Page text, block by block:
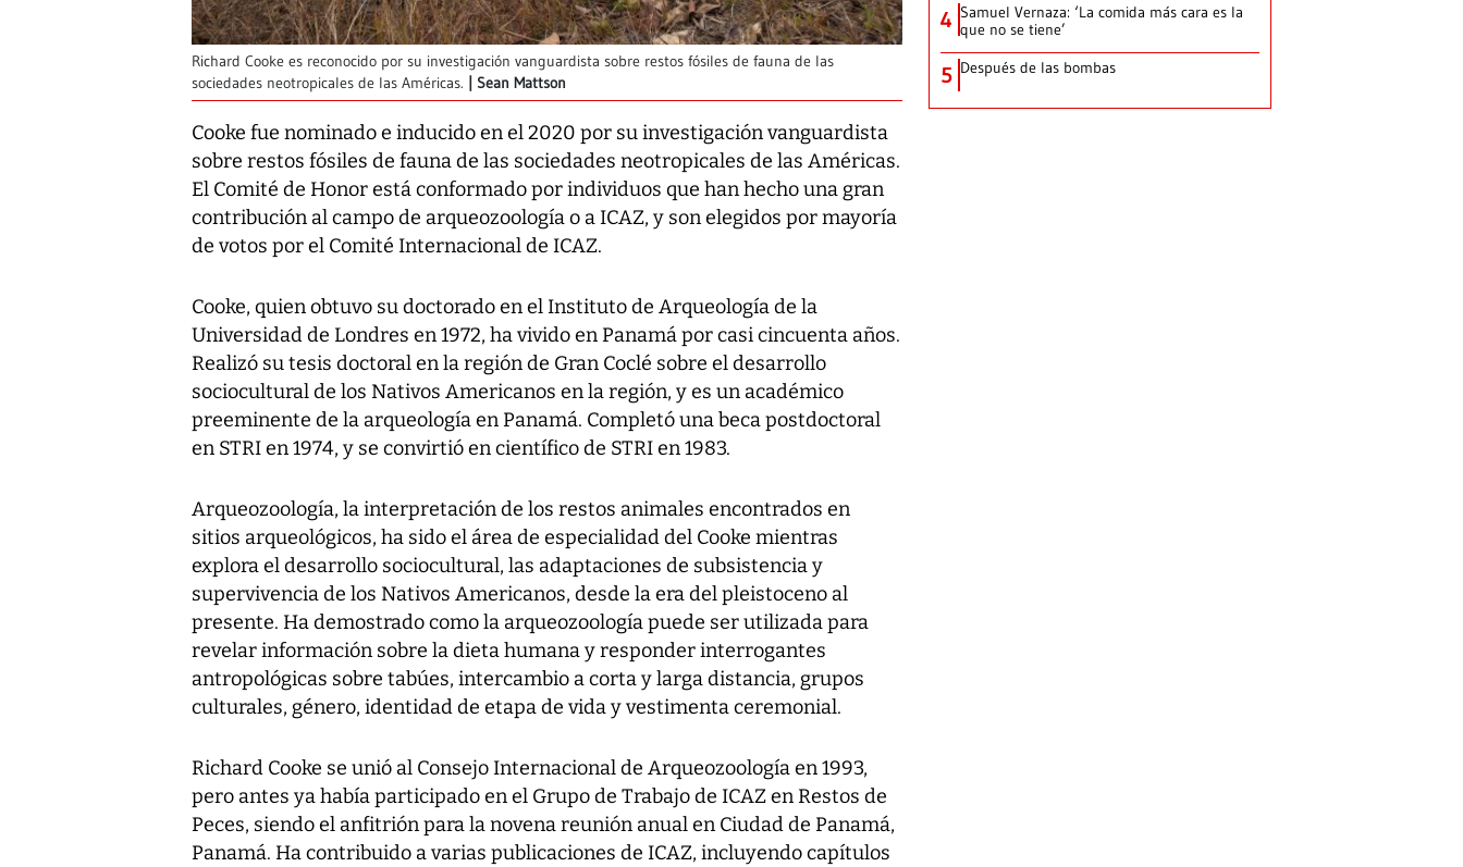
Richard Cooke es reconocido por su investigación vanguardista sobre restos fósiles de fauna de las
sociedades neotropicales de las Américas.
Sean Mattson
Cooke fue nominado e inducido en el 2020 por su investigación vanguardista
sobre restos fósiles de fauna de las sociedades neotropicales de las Américas.
El Comité de Honor está conformado por individuos que han hecho una gran
contribución al campo de arqueozoología o a ICAZ, y son elegidos por mayoría
de votos por el Comité Internacional de ICAZ.
Cooke, quien obtuvo su doctorado en el Instituto de Arqueología de la
Universidad de Londres en 1972, ha vivido en Panamá por casi cincuenta años.
Realizó su tesis doctoral en la región de Gran Coclé sobre el desarrollo
sociocultural de los Nativos Americanos en la región, y es un académico
preeminente de la arqueología en Panamá. Completó una beca postdoctoral
en STRI en 1974, y se convirtió en científico de STRI en 1983.
Arqueozoología, la interpretación de los restos animales encontrados en
sitios arqueológicos, ha sido el área de especialidad del Cooke mientras
explora el desarrollo sociocultural, las adaptaciones de subsistencia y
supervivencia de los Nativos Americanos, desde la era del pleistoceno al
presente. Ha demostrado como la arqueozoología puede ser utilizada para
revelar información sobre la dieta humana y responder interrogantes
antropológicas sobre tabúes, intercambio a corta y larga distancia, grupos
culturales, género, identidad de etapa de vida y vestimenta ceremonial.
Richard Cooke se unió al Consejo Internacional de Arqueozoología en 1993,
pero antes ya había participado en el Grupo de Trabajo de ICAZ en Restos de
Peces, siendo el anfitrión para la novena reunión anual en Ciudad de Panamá,
Panamá. Ha contribuido a varias publicaciones de ICAZ, incluyendo capítulos
4 Samuel Vernaza: ‘La comida más cara es la
que no se tiene’
5 Después de las bombas